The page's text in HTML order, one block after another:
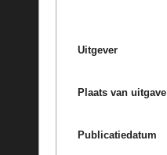
Uitgever
Plaats van uitgave
Publicatiedatum